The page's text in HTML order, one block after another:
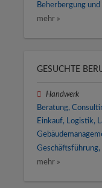
Beherbergung
mehr »
GESUCHTE
Handwerk
Beratung,
Einkauf, Logistik,
Geschäftsführung,
mehr »